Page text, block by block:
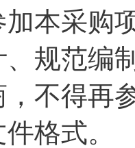
加本采购
、规范编
，不得再
格式。